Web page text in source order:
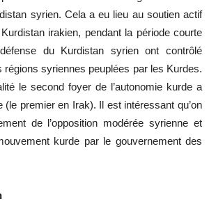
syrien. Cela a eu lieu au soutien actif
irakien, pendant la période courte
du Kurdistan syrien ont contrôlé
régions syriennes peuplées par les Kurdes.
le second foyer de l’autonomie kurde a
(le premier en Irak). Il est intéressant qu’on
de l’opposition modérée syrienne et
kurde par le gouvernement des